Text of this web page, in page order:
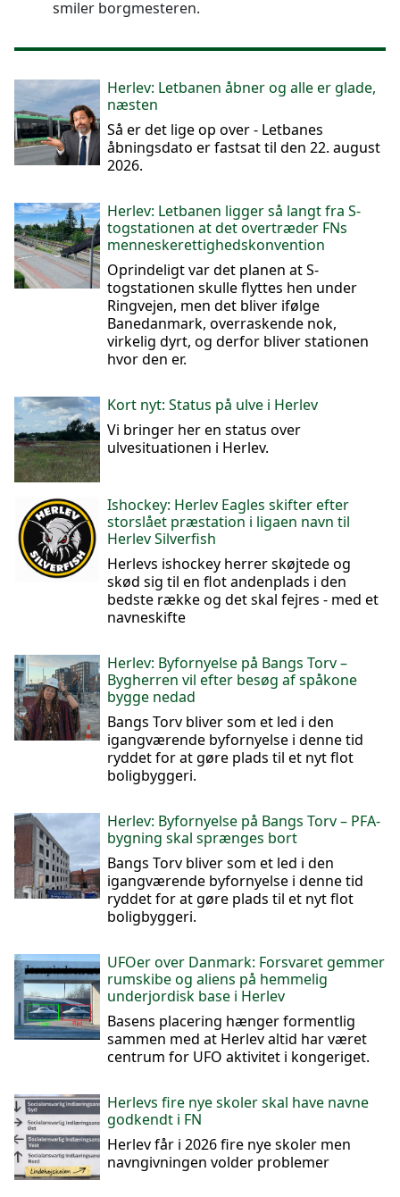
smiler borgmesteren.
Herlev: Letbanen åbner og alle er glade,
næsten
Så er det lige op over - Letbanes
åbningsdato er fastsat til den 22. august
2026.
Herlev: Letbanen ligger så langt fra S-
togstationen at det overtræder FNs
menneskerettighedskonvention
Oprindeligt var det planen at S-
togstationen skulle flyttes hen under
Ringvejen, men det bliver ifølge
Banedanmark, overraskende nok,
virkelig dyrt, og derfor bliver stationen
hvor den er.
Kort nyt: Status på ulve i Herlev
Vi bringer her en status over
ulvesituationen i Herlev.
Ishockey: Herlev Eagles skifter efter
storslået præstation i ligaen navn til
Herlev Silverfish
Herlevs ishockey herrer skøjtede og
skød sig til en flot andenplads i den
bedste række og det skal fejres - med et
navneskifte
Herlev: Byfornyelse på Bangs Torv –
Bygherren vil efter besøg af spåkone
bygge nedad
Bangs Torv bliver som et led i den
igangværende byfornyelse i denne tid
ryddet for at gøre plads til et nyt flot
boligbyggeri.
Herlev: Byfornyelse på Bangs Torv – PFA-
bygning skal sprænges bort
Bangs Torv bliver som et led i den
igangværende byfornyelse i denne tid
ryddet for at gøre plads til et nyt flot
boligbyggeri.
UFOer over Danmark: Forsvaret gemmer
rumskibe og aliens på hemmelig
underjordisk base i Herlev
Basens placering hænger formentlig
sammen med at Herlev altid har været
centrum for UFO aktivitet i kongeriget.
Herlevs fire nye skoler skal have navne
godkendt i FN
Herlev får i 2026 fire nye skoler men
navngivningen volder problemer